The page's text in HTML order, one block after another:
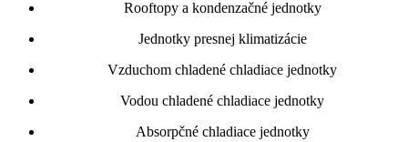
Rooftopy a kondenzačné jednotky
Jednotky presnej klimatizácie
Vzduchom chladené chladiace jednotky
Vodou chladené chladiace jednotky
Absorpčné chladiace jednotky